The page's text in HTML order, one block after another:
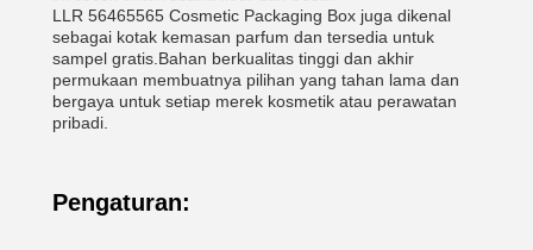
LLR 56465565 Cosmetic Packaging Box juga dikenal
sebagai kotak kemasan parfum dan tersedia untuk
sampel gratis.Bahan berkualitas tinggi dan akhir
permukaan membuatnya pilihan yang tahan lama dan
bergaya untuk setiap merek kosmetik atau perawatan
pribadi.
Pengaturan: